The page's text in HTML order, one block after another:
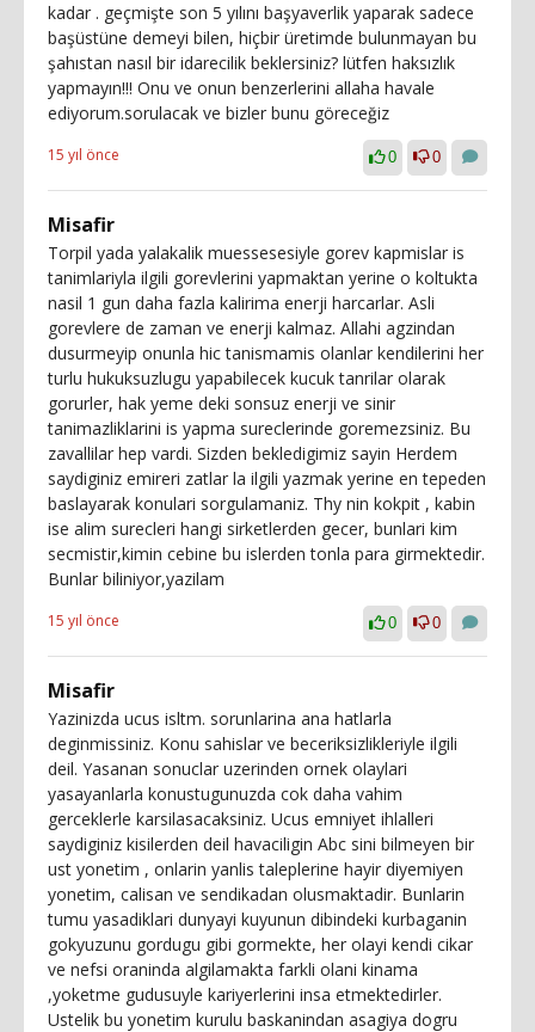
kadar . geçmişte son 5 yılını başyaverlik yaparak sadece
başüstüne demeyi bilen, hiçbir üretimde bulunmayan bu
şahıstan nasıl bir idarecilik beklersiniz? lütfen haksızlık
yapmayın!!! Onu ve onun benzerlerini allaha havale
ediyorum.sorulacak ve bizler bunu göreceğiz
15 yıl önce 0 0
Misafir
Torpil yada yalakalik muessesesiyle gorev kapmislar is
tanimlariyla ilgili gorevlerini yapmaktan yerine o koltukta
nasil 1 gun daha fazla kalirima enerji harcarlar. Asli
gorevlere de zaman ve enerji kalmaz. Allahi agzindan
dusurmeyip onunla hic tanismamis olanlar kendilerini her
turlu hukuksuzlugu yapabilecek kucuk tanrilar olarak
gorurler, hak yeme deki sonsuz enerji ve sinir
tanimazliklarini is yapma sureclerinde goremezsiniz. Bu
zavallilar hep vardi. Sizden bekledigimiz sayin Herdem
saydiginiz emireri zatlar la ilgili yazmak yerine en tepeden
baslayarak konulari sorgulamaniz. Thy nin kokpit , kabin
ise alim surecleri hangi sirketlerden gecer, bunlari kim
secmistir,kimin cebine bu islerden tonla para girmektedir.
Bunlar biliniyor,yazilam
15 yıl önce 0 0
Misafir
Yazinizda ucus isltm. sorunlarina ana hatlarla
deginmissiniz. Konu sahislar ve beceriksizlikleriyle ilgili
deil. Yasanan sonuclar uzerinden ornek olaylari
yasayanlarla konustugunuzda cok daha vahim
gerceklerle karsilasacaksiniz. Ucus emniyet ihlalleri
saydiginiz kisilerden deil havaciligin Abc sini bilmeyen bir
ust yonetim , onlarin yanlis taleplerine hayir diyemiyen
yonetim, calisan ve sendikadan olusmaktadir. Bunlarin
tumu yasadiklari dunyayi kuyunun dibindeki kurbaganin
gokyuzunu gordugu gibi gormekte, her olayi kendi cikar
ve nefsi oraninda algilamakta farkli olani kinama
,yoketme gudusuyle kariyerlerini insa etmektedirler.
Ustelik bu yonetim kurulu baskanindan asagiya dogru